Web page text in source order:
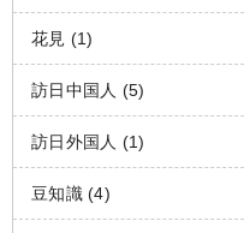
花見 (1)
訪日中国人 (5)
訪日外国人 (1)
豆知識 (4)